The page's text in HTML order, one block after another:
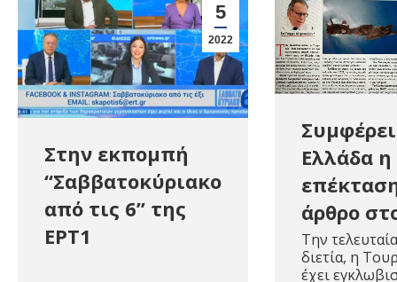
5
2022
Στην εκπομπή
“Σαββατοκύριακο
από τις 6” της
ΕΡΤ1
Ελλάδα η
άρθρο
Την τελευταία
διετία, η
έχει